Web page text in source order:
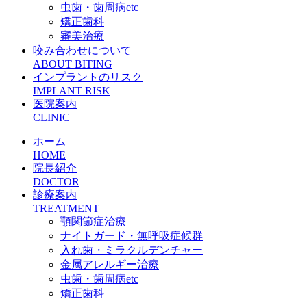
虫歯・歯周病etc
矯正歯科
審美治療
咬み合わせについて
ABOUT BITING
インプラントのリスク
IMPLANT RISK
医院案内
CLINIC
ホーム
HOME
院長紹介
DOCTOR
診療案内
TREATMENT
顎関節症治療
ナイトガード・無呼吸症候群
入れ歯・ミラクルデンチャー
金属アレルギー治療
虫歯・歯周病etc
矯正歯科